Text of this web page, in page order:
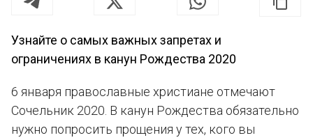
Узнайте о самых важных запретах и
ограничениях в канун Рождества 2020
6 января православные христиане отмечают
Сочельник 2020. В канун Рождества обязательно
нужно попросить прощения у тех, кого вы